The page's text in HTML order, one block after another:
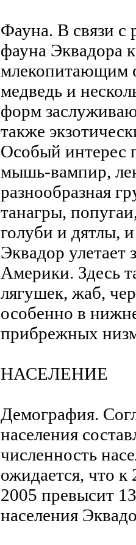
Фауна. В связи с
фауна Эквадора
млекопитающим
медведь и
форм
также
Особый интерес
мышь-вампир,
разнообразная
танагры,
голуби и дятлы,
Эквадор улетает
Америки. Здесь
лягушек, жаб,
особенно в
прибрежных
НАСЕЛЕНИЕ
Демография.
населения
численность
ожидается, что к
2005 превысит
населения